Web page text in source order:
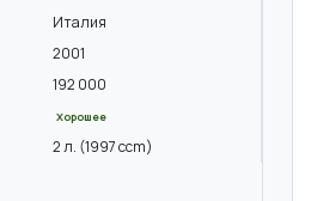
Италия
2001
192 000
Хорошее
2 л. (1997 ccm)